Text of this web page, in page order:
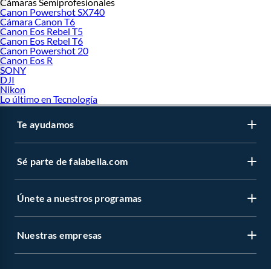
Cámaras Semiprofesionales
Canon Powershot SX740
Cámara Canon T6
Canon Eos Rebel T5
Canon Eos Rebel T6
Canon Powershot 20
Canon Eos R
SONY
DJI
Nikon
Lo último en Tecnología
Te ayudamos
Sé parte de falabella.com
Únete a nuestros programas
Nuestras empresas